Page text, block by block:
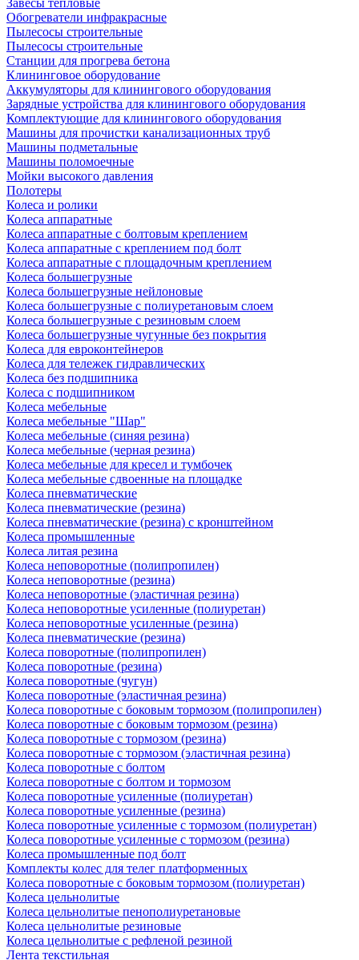
Завесы тепловые
Обогреватели инфракрасные
Пылесосы строительные
Пылесосы строительные
Станции для прогрева бетона
Клининговое оборудование
Аккумуляторы для клинингового оборудования
Зарядные устройства для клинингового оборудования
Комплектующие для клинингового оборудования
Машины для прочистки канализационных труб
Машины подметальные
Машины поломоечные
Мойки высокого давления
Полотеры
Колеса и ролики
Колеса аппаратные
Колеса аппаратные с болтовым креплением
Колеса аппаратные с креплением под болт
Колеса аппаратные с площадочным креплением
Колеса большегрузные
Колеса большегрузные нейлоновые
Колеса большегрузные с полиуретановым слоем
Колеса большегрузные с резиновым слоем
Колеса большегрузные чугунные без покрытия
Колеса для евроконтейнеров
Колеса для тележек гидравлических
Колеса без подшипника
Колеса с подшипником
Колеса мебельные
Колеса мебельные "Шар"
Колеса мебельные (синяя резина)
Колеса мебельные (черная резина)
Колеса мебельные для кресел и тумбочек
Колеса мебельные сдвоенные на площадке
Колеса пневматические
Колеса пневматические (резина)
Колеса пневматические (резина) с кронштейном
Колеса промышленные
Колеса литая резина
Колеса неповоротные (полипропилен)
Колеса неповоротные (резина)
Колеса неповоротные (эластичная резина)
Колеса неповоротные усиленные (полиуретан)
Колеса неповоротные усиленные (резина)
Колеса пневматические (резина)
Колеса поворотные (полипропилен)
Колеса поворотные (резина)
Колеса поворотные (чугун)
Колеса поворотные (эластичная резина)
Колеса поворотные c боковым тормозом (полипропилен)
Колеса поворотные c боковым тормозом (резина)
Колеса поворотные c тормозом (резина)
Колеса поворотные c тормозом (эластичная резина)
Колеса поворотные с болтом
Колеса поворотные с болтом и тормозом
Колеса поворотные усиленные (полиуретан)
Колеса поворотные усиленные (резина)
Колеса поворотные усиленные с тормозом (полиуретан)
Колеса поворотные усиленные с тормозом (резина)
Колеса промышленные под болт
Комплекты колес для телег платформенных
Колеса поворотные c боковым тормозом (полиуретан)
Колеса цельнолитые
Колеса цельнолитые пенополиуретановые
Колеса цельнолитые резиновые
Колеса цельнолитые с рефленой резиной
Лента текстильная